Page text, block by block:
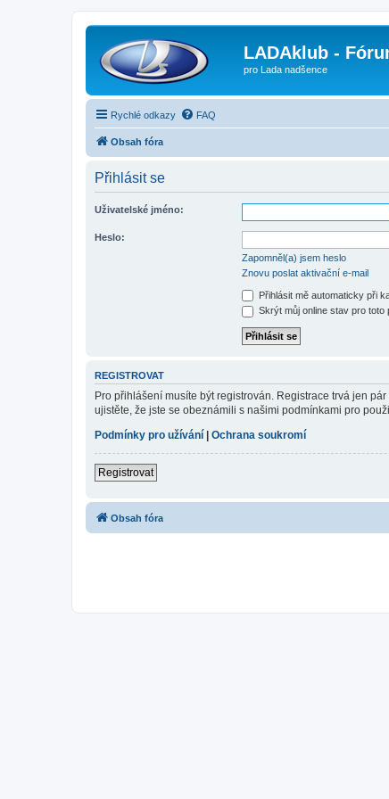
LADAklub -
pro Lada nadšence
Rychlé odkazy FAQ
Obsah fóra
Přihlásit se
Uživatelské jméno:
Heslo:
Zapomněl(a) jsem heslo
Znovu poslat aktivační e-mail
Přihlásit mě automaticky při
Skrýt můj online stav pro toto
REGISTROVAT
Pro přihlášení musíte být registrován. Registrace trvá jen
ujistěte, že jste se obeznámili s našimi podmínkami pro
Podmínky pro užívání
Ochrana soukromí
Registrovat
Obsah fóra